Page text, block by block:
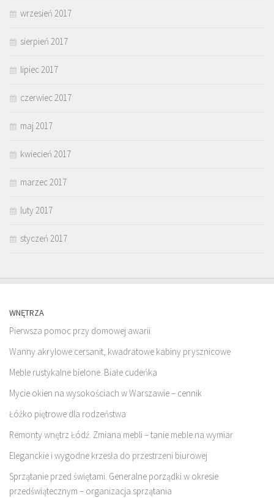
wrzesień 2017
sierpień 2017
lipiec 2017
czerwiec 2017
maj 2017
kwiecień 2017
marzec 2017
luty 2017
styczeń 2017
WNĘTRZA
Pierwsza pomoc przy domowej awarii
Wanny akrylowe cersanit, kwadratowe kabiny prysznicowe
Meble rustykalne bielone. Białe cudeńka
Mycie okien na wysokościach w Warszawie – cennik
Łóżko piętrowe dla rodzeństwa
Remonty wnętrz Łódź. Zmiana mebli – tanie meble na wymiar
Eleganckie i wygodne krzesła do przestrzeni biurowej
Sprzątanie przed świętami. Generalne porządki w okresie
przedświątecznym – organizacja sprzątania